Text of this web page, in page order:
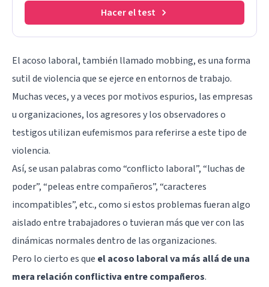
Hacer el test
El acoso laboral, también llamado mobbing, es una forma
sutil de violencia que se ejerce en entornos de trabajo.
Muchas veces, y a veces por motivos espurios, las empresas
u organizaciones, los agresores y los observadores o
testigos utilizan eufemismos para referirse a este tipo de
violencia.
Así, se usan palabras como “conflicto laboral”, “luchas de
poder”, “peleas entre compañeros”, “caracteres
incompatibles”, etc., como si estos problemas fueran algo
aislado entre trabajadores o tuvieran más que ver con las
dinámicas normales dentro de las organizaciones.
Pero lo cierto es que el acoso laboral va más allá de una
mera relación conflictiva entre compañeros.